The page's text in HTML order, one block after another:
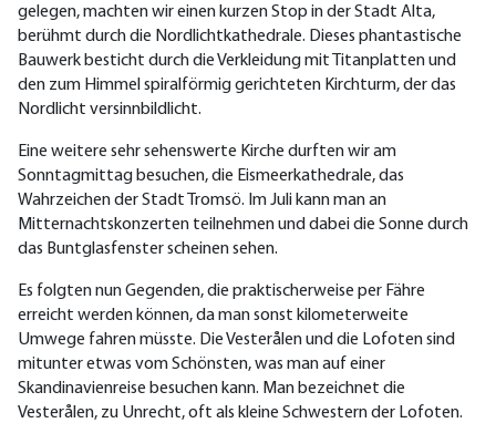
gelegen, machten wir einen kurzen Stop in der Stadt Alta,
berühmt durch die Nordlichtkathedrale. Dieses phantastische
Bauwerk besticht durch die Verkleidung mit Titanplatten und
den zum Himmel spiralförmig gerichteten Kirchturm, der das
Nordlicht versinnbildlicht.
Eine weitere sehr sehenswerte Kirche durften wir am
Sonntagmittag besuchen, die Eismeerkathedrale, das
Wahrzeichen der Stadt Tromsö. Im Juli kann man an
Mitternachtskonzerten teilnehmen und dabei die Sonne durch
das Buntglasfenster scheinen sehen.
Es folgten nun Gegenden, die praktischerweise per Fähre
erreicht werden können, da man sonst kilometerweite
Umwege fahren müsste. Die Vesterålen und die Lofoten sind
mitunter etwas vom Schönsten, was man auf einer
Skandinavienreise besuchen kann. Man bezeichnet die
Vesterålen, zu Unrecht, oft als kleine Schwestern der Lofoten.